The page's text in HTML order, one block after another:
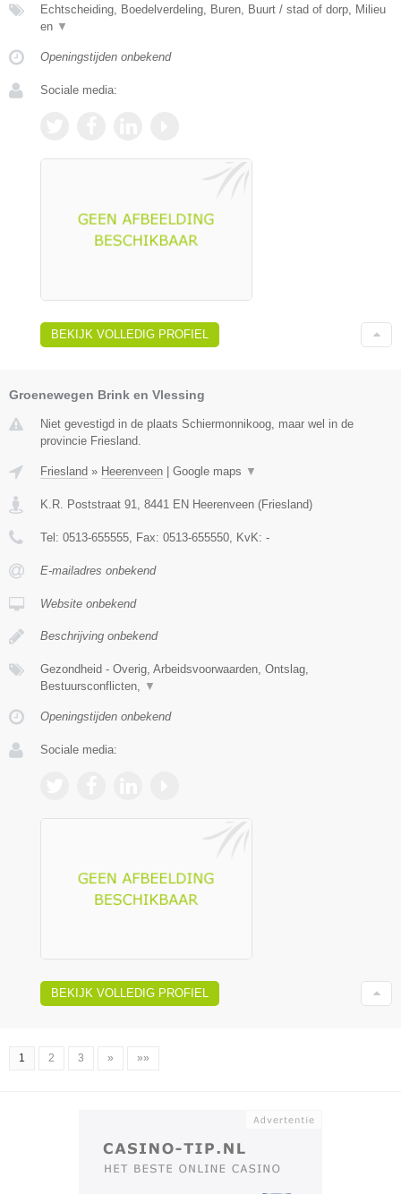
Echtscheiding, Boedelverdeling, Buren, Buurt / stad of dorp, Milieu
en ▼
Openingstijden onbekend
Sociale media:
BEKIJK VOLLEDIG PROFIEL
Groenewegen Brink en Vlessing
Niet gevestigd in de plaats Schiermonnikoog, maar wel in de
provincie Friesland.
Friesland » Heerenveen Google maps ▼
K.R. Poststraat 91 8441 EN Heerenveen (Friesland)
Tel: 0513-655555 , Fax: 0513-655550 , KvK: -
E-mailadres onbekend
Website onbekend
Beschrijving onbekend
Gezondheid - Overig, Arbeidsvoorwaarden, Ontslag,
Bestuursconflicten,
▼
Openingstijden onbekend
Sociale media:
BEKIJK VOLLEDIG PROFIEL
1 2 3 » »»